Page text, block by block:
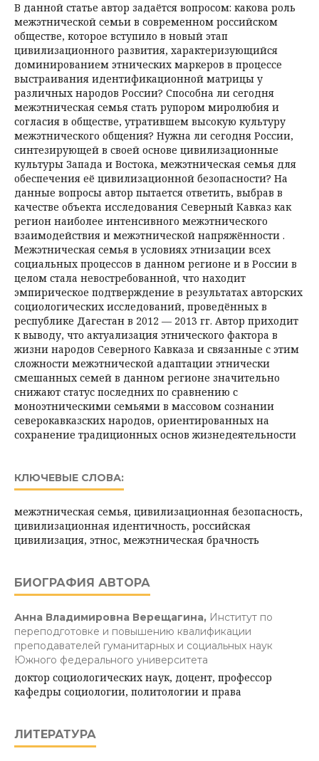
В данной статье автор задаётся вопросом: какова роль
межэтнической семьи в современном российском
обществе, которое вступило в новый этап
цивилизацион­ного развития, характеризующийся
доминированием этнических маркеров в процессе
выстраивания идентификационной матрицы у
различных народов России? Способна ли сегодня
межэтническая семья стать рупором миролюбия и
согласия в обществе, утратившем высокую культуру
межэтнического общения? Нужна ли сегодня России,
синтезирующей в своей основе цивилизационные
культуры Запада и Востока, межэтни­ческая семья для
обеспечения её цивилизационной безопасности? На
данные вопросы автор пытается ответить, выбрав в
качестве объекта исследования Северный Кавказ как
регион наиболее интенсивного межэтнического
взаимодействия и межэтнической на­пряжённости .
Межэтническая семья в условиях этнизации всех
социальных процессов в данном регионе и в России в
целом стала невостребованной, что находит
эмпирическое подтверждение в результатах авторских
социологических исследований, проведённых в
республике Дагестан в 2012 — 2013 гг. Автор приходит
к выводу, что актуализация эт­нического фактора в
жизни народов Северного Кавказа и связанные с этим
сложности межэтнической адаптации этнически
смешанных семей в данном регионе значитель­но
снижают статус последних по сравнению с
моноэтническими семьями в массовом сознании
северокавказских народов, ориентированных на
сохранение традиционных основ жизнедеятельности
КЛЮЧЕВЫЕ СЛОВА:
межэтническая семья, цивилизационная безопасность,
цивилизационная идентичность, российская
цивилизация, этнос, межэтническая брачность
БИОГРАФИЯ АВТОРА
Анна Владимировна Верещагина, Институт по
переподготовке и повышению квалификации
преподавателей гуманитарных и социальных наук
Южного федерального университета
доктор социологических наук, доцент, профессор
кафедры социологии, политологии и права
ЛИТЕРАТУРА